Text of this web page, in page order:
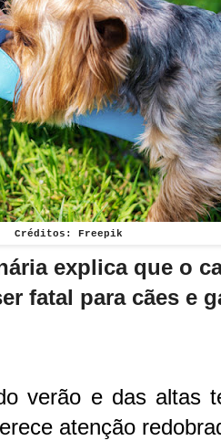
Créditos: Freepik
explica que o
fatal para cães e
verão e das altas
atenção